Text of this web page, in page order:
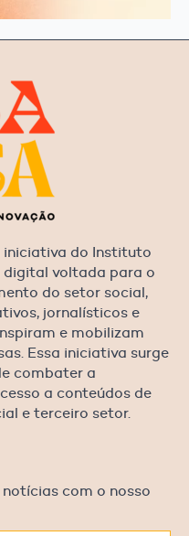
iniciativa do Instituto
voltada para o
do setor social,
jornalísticos e
e mobilizam
Essa iniciativa surge
combater a
a conteúdos de
e terceiro setor.
com o nosso